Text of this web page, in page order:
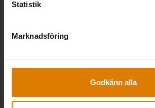
Statistik
Marknadsföring
Godkänn alla
Energi, Miljö
och hållbar